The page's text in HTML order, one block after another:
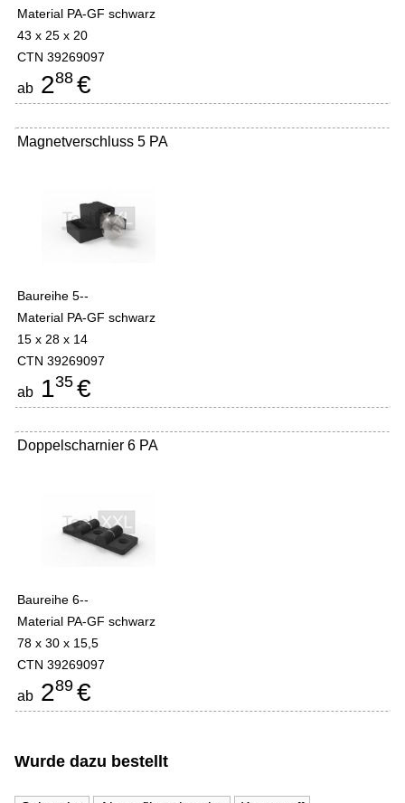
Material PA-GF schwarz
43 x 25 x 20
CTN 39269097
ab 288 €
Magnetverschluss 5 PA
Baureihe 5--
Material PA-GF schwarz
15 x 28 x 14
CTN 39269097
ab 135 €
Doppelscharnier 6 PA
Baureihe 6--
Material PA-GF schwarz
78 x 30 x 15,5
CTN 39269097
ab 289 €
Wurde dazu bestellt